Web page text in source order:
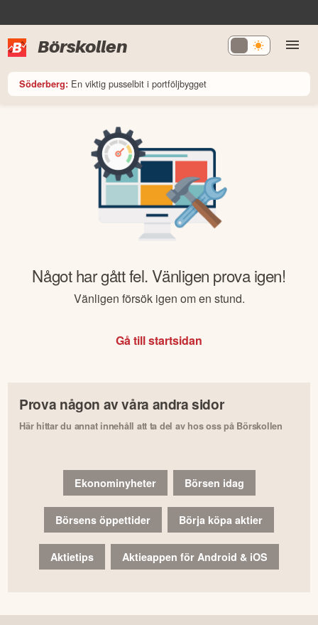
Börskollen
Söderberg: En viktig pusselbit i portföljbygget
Något har gått fel. Vänligen prova igen!
Vänligen försök igen om en stund.
Gå till startsidan
Prova någon av våra andra sidor
Här hittar du annat innehåll att ta del av hos oss på Börskollen
Ekonominyheter Börsen idag
Börsens öppettider Börja köpa aktier
Aktietips Aktieappen för Android & iOS